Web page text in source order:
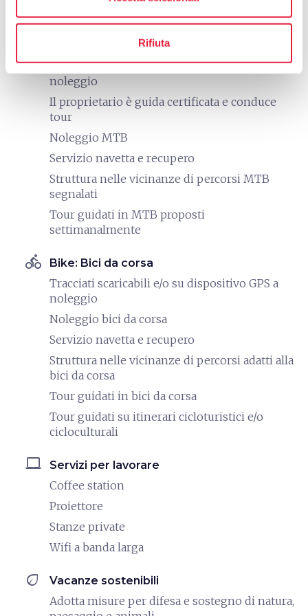
Rifiuta
Tour guidati in E-bike
Bike: Mountain Bike
Tracciati scaricabili e/o su dispositivo GPS a
noleggio
Il proprietario è guida certificata e conduce
tour
Noleggio MTB
Servizio navetta e recupero
Struttura nelle vicinanze di percorsi MTB
segnalati
Tour guidati in MTB proposti
settimanalmente
directions_bike Bike: Bici da corsa
Tracciati scaricabili e/o su dispositivo GPS a
noleggio
Noleggio bici da corsa
Servizio navetta e recupero
Struttura nelle vicinanze di percorsi adatti alla
bici da corsa
Tour guidati in bici da corsa
Tour guidati su itinerari cicloturistici e/o
cicloculturali
laptop_mac Servizi per lavorare
Coffee station
Proiettore
Stanze private
Wifi a banda larga
eco Vacanze sostenibili
Adotta misure per difesa e sostegno di natura,